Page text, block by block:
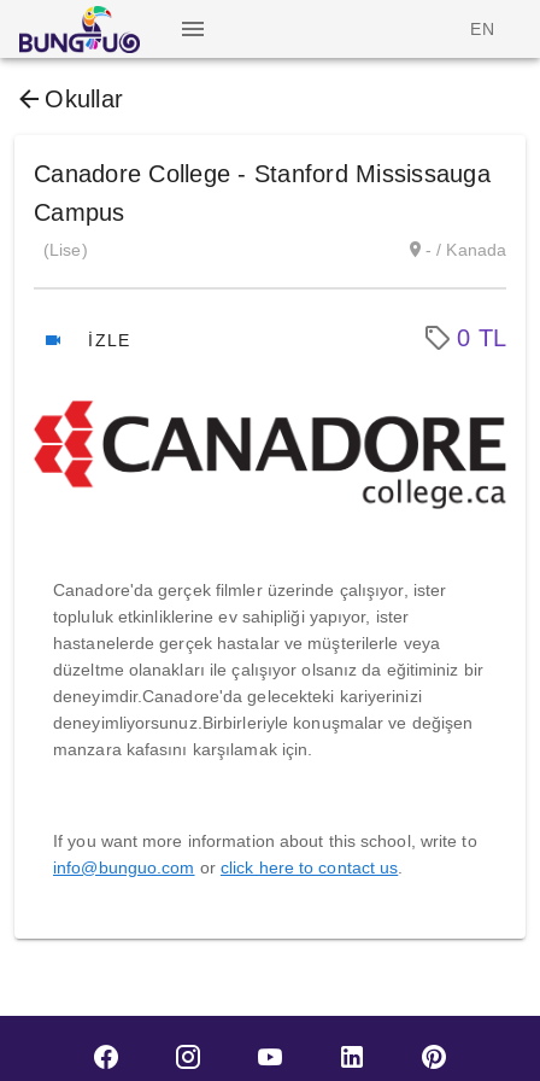
EN
Okullar
Canadore College - Stanford Mississauga
Campus
(Lise) - / Kanada
İZLE 0 TL
Canadore'da gerçek filmler üzerinde çalışıyor, ister
topluluk etkinliklerine ev sahipliği yapıyor, ister
hastanelerde gerçek hastalar ve müşterilerle veya
düzeltme olanakları ile çalışıyor olsanız da eğitiminiz bir
deneyimdir.Canadore'da gelecekteki kariyerinizi
deneyimliyorsunuz.Birbirleriyle konuşmalar ve değişen
manzara kafasını karşılamak için.
If you want more information about this school, write to
info@bunguo.com or click here to contact us